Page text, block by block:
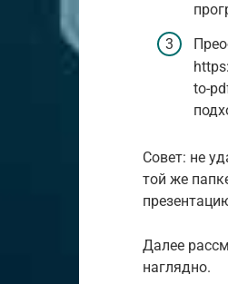
to-
Совет: не
той же
Далее
наглядно.